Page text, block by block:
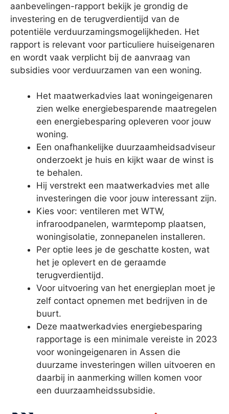
aanbevelingen-rapport bekijk je grondig de
investering en de terugverdientijd van de
potentiële verduurzamingsmogelijkheden. Het
rapport is relevant voor particuliere huiseigenaren
en wordt vaak verplicht bij de aanvraag van
subsidies voor verduurzamen van een woning.
Het maatwerkadvies laat woningeigenaren
zien welke energiebesparende maatregelen
een energiebesparing opleveren voor jouw
woning.
Een onafhankelijke duurzaamheidsadviseur
onderzoekt je huis en kijkt waar de winst is
te behalen.
Hij verstrekt een maatwerkadvies met alle
investeringen die voor jouw interessant zijn.
Kies voor: ventileren met WTW,
infraroodpanelen, warmtepomp plaatsen,
woningisolatie, zonnepanelen installeren.
Per optie lees je de geschatte kosten, wat
het je oplevert en de geraamde
terugverdientijd.
Voor uitvoering van het energieplan moet je
zelf contact opnemen met bedrijven in de
buurt.
Deze maatwerkadvies energiebesparing
rapportage is een minimale vereiste in 2023
voor woningeigenaren in Assen die
duurzame investeringen willen uitvoeren en
daarbij in aanmerking willen komen voor
een duurzaamheidssubsidie.